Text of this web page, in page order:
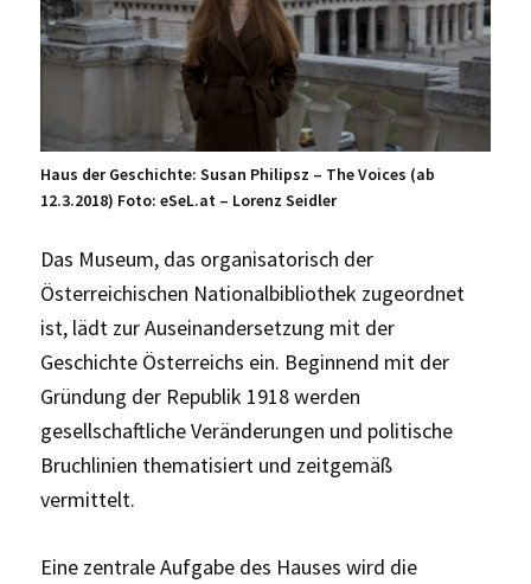
Haus der Geschichte: Susan Philipsz – The Voices (ab
12.3.2018) Foto: eSeL.at – Lorenz Seidler
Das Museum, das organisatorisch der
Österreichischen Nationalbibliothek zugeordnet
ist, lädt zur Auseinandersetzung mit der
Geschichte Österreichs ein. Beginnend mit der
Gründung der Republik 1918 werden
gesellschaftliche Veränderungen und politische
Bruchlinien thematisiert und zeitgemäß
vermittelt.
Eine zentrale Aufgabe des Hauses wird die